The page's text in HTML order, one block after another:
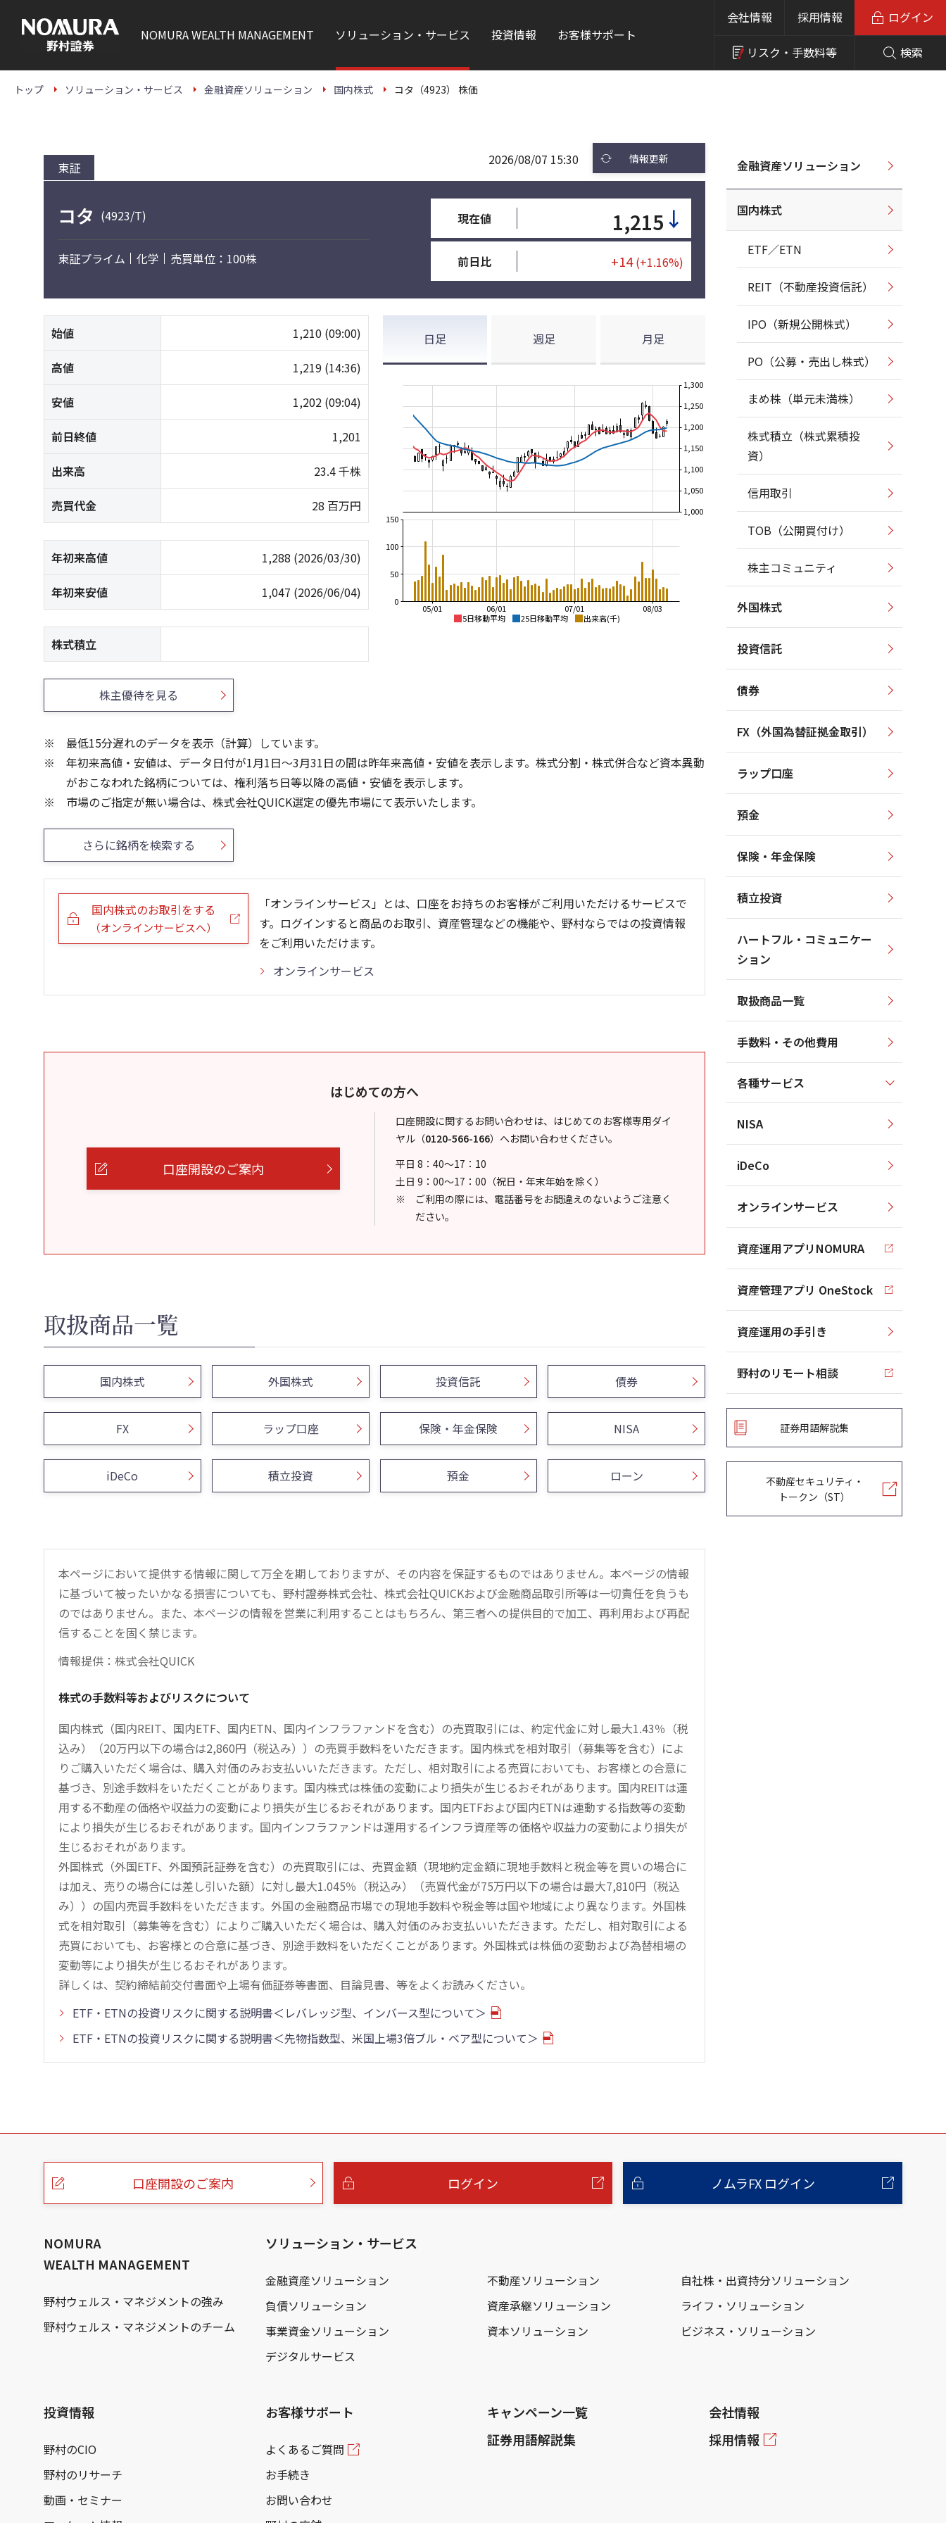
本
NOMURAWEALTH MANAGEMENT ソリューション・サービス 投資情報 お客様サポート
会社情報 採用情報
リスク・ 手数料等 検索
ログイン
トップ ソリューション・サービス 金融資産ソリューション 国内株式 コタ（4923） 株価
東証 2026/08/07 15:30 情報更新
コタ (4923/T)
東証プライム 化学 売買単位：100株
現在値 1,215 ↓
前日比 +14(+1.16%)
始値 1,210 (09:00)
高値 1,219 (14:36)
安値 1,202 (09:04)
前日終値 1,201
出来高 23.4 千株
売買代金 28 百万円
年初来高値 1,288 (2026/03/30)
年初来安値 1,047 (2026/06/04)
株式積立
日足 週足 月足
5日移動平均 25日移動平均 出来高(千)
08/03
07/01
06/01
05/01
1,000
1,050
1,100
1,150
1,200
1,250
1,300
0
50
100
150
13週移動平均 26週移動平均 出来高(千)
150
200
5ヶ月移動平均 25ヶ月移動平均 出来高(千)
100
150
株主優待を見る
最低15分遅れのデータを表示（計算）しています。
年初来高値・安値は、データ日付が1月1日～3月31日の間は昨年来高値・安値を表示します。株式分割・株式併合など資本異動
がおこなわれた銘柄については、権利落ち日等以降の高値・安値を表示します。
市場のご指定が無い場合は、株式会社QUICK選定の優先市場にて表示いたします。
さらに銘柄を検索する
国内株式のお取引をする
（オンラインサービスへ）
「オンラインサービス」とは、口座をお持ちのお客様がご利用いただけるサービスで
す。ログインすると商品のお取引、資産管理などの機能や、野村ならではの投資情報
をご利用いただけます。
オンラインサービス
はじめての方へ
口座開設のご案内
口座開設に関するお問い合わせは、はじめてのお客様専用ダイ
ヤル （0120-566-166） へお問い合わせください。
平日 8：40～17：10
土日 9：00～17：00（祝日・年末年始を除く）
ご利用の際には、電話番号をお間違えのないようご注意く
ださい。
取扱商品一覧
国内株式 外国株式 投資信託 債券
FX ラップ口座 保険・年金保険 NISA
iDeCo 積立投資 預金 ローン
本ページにおいて提供する情報に関して万全を期しておりますが、その内容を保証するものではありません。本ページの情報
に基づいて被ったいかなる損害についても、野村證券株式会社、株式会社QUICKおよび金融商品取引所等は一切責任を負うも
のではありません。また、本ページの情報を営業に利用することはもちろん、第三者への提供目的で加工、再利用および再配
信することを固く禁じます。
情報提供：株式会社QUICK
株式の手数料等およびリスクについて
国内株式（国内REIT、国内ETF、国内ETN、国内インフラファンドを含む）の売買取引には、約定代金に対し最大1.43％（税
込み）（20万円以下の場合は2,860円（税込み））の売買手数料をいただきます。国内株式を相対取引（募集等を含む）によ
りご購入いただく場合は、購入対価のみお支払いいただきます。ただし、相対取引による売買においても、お客様との合意に
基づき、別途手数料をいただくことがあります。国内株式は株価の変動により損失が生じるおそれがあります。国内REITは運
用する不動産の価格や収益力の変動により損失が生じるおそれがあります。国内ETFおよび国内ETNは連動する指数等の変動
により損失が生じるおそれがあります。国内インフラファンドは運用するインフラ資産等の価格や収益力の変動により損失が
生じるおそれがあります。
外国株式（外国ETF、外国預託証券を含む）の売買取引には、売買金額（現地約定金額に現地手数料と税金等を買いの場合に
は加え、売りの場合には差し引いた額）に対し最大1.045％（税込み）（売買代金が75万円以下の場合は最大7,810円（税込
み））の国内売買手数料をいただきます。外国の金融商品市場での現地手数料や税金等は国や地域により異なります。外国株
式を相対取引（募集等を含む）によりご購入いただく場合は、購入対価のみお支払いいただきます。ただし、相対取引による
売買においても、お客様との合意に基づき、別途手数料をいただくことがあります。外国株式は株価の変動および為替相場の
変動等により損失が生じるおそれがあります。
詳しくは、契約締結前交付書面や上場有価証券等書面、目論見書、等をよくお読みください。
ETF・ETNの投資リスクに関する説明書＜レバレッジ型、インバース型について＞
ETF・ETNの投資リスクに関する説明書＜先物指数型、米国上場3倍ブル・ベア型について＞
金融資産ソリューション
国内株式
ETF／ETN
REIT（不動産投資信託）
IPO（新規公開株式）
PO（公募・売出し株式）
まめ株（単元未満株）
株式積立（株式累積投
資）
信用取引
TOB（公開買付け）
株主コミュニティ
外国株式
投資信託
債券
FX（外国為替証拠金取引）
ラップ口座
預金
保険・年金保険
積立投資
ハートフル・コミュニケー
ション
取扱商品一覧
手数料・その他費用
各種サービス
NISA
iDeCo
オンラインサービス
資産運用アプリNOMURA
資産管理アプリ OneStock
資産運用の手引き
野村のリモート相談
証券用語解説集
不動産セキュリティ・
トークン（ST）
こ
口座開設のご案内 ログイン ノムラFX ログイン
NOMURA
WEALTH MANAGEMENT
野村ウェルス・マネジメントの強み
野村ウェルス・マネジメントのチーム
ソリューション・サービス
金融資産ソリューション 不動産ソリューション
自社株・出資持分ソリューション
負債ソリューション
資産承継ソリューション
ライフ・ソリューション
事業資金ソリューション
資本ソリューション
ビジネス・ソリューション
デジタルサービス
投資情報
野村のCIO
野村のリサーチ
動画・セミナー
お客様サポート
よくあるご質問
お手続き
お問い合わせ
キャンペーン一覧
証券用語解説集
会社情報
採用情報